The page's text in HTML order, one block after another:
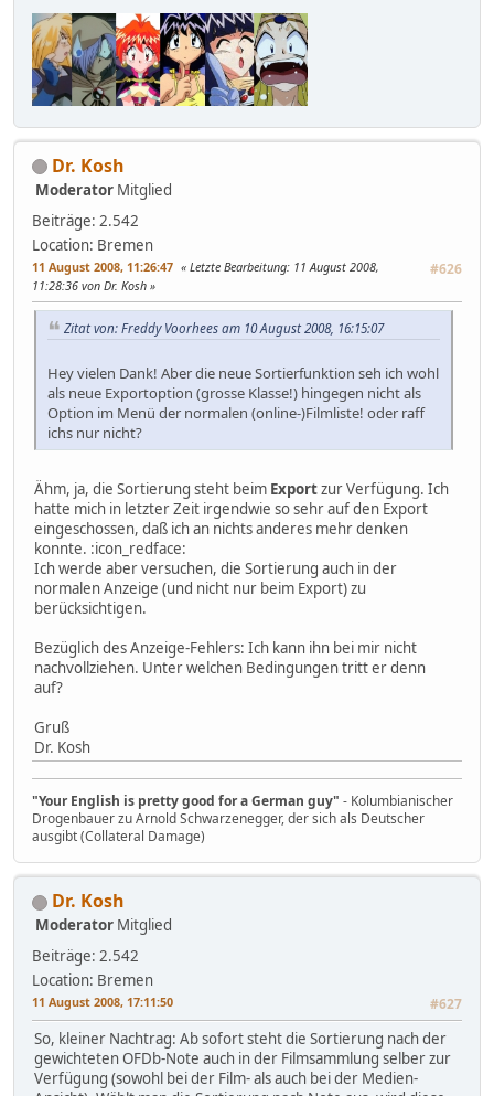
Dr. Kosh
Moderator Mitglied
Beiträge: 2.542
Location: Bremen
11 August 2008, 11:26:47 #626
Letzte Bearbeitung: 11 August 2008,
11:28:36 von Dr. Kosh
Zitat von: Freddy Voorhees am 10 August 2008, 16:15:07
Hey vielen Dank! Aber die neue Sortierfunktion seh ich wohl
als neue Exportoption (grosse Klasse!) hingegen nicht als
Option im Menü der normalen (online-)Filmliste! oder raff
ichs nur nicht?
Ähm, ja, die Sortierung steht beim Exportzur Verfügung. Ich
hatte mich in letzter Zeit irgendwie so sehr auf den Export
eingeschossen, daß ich an nichts anderes mehr denken
konnte. :icon_redface:
Ich werde aber versuchen, die Sortierung auch in der
normalen Anzeige (und nicht nur beim Export) zu
berücksichtigen.
Bezüglich des Anzeige-Fehlers: Ich kann ihn bei mir nicht
nachvollziehen. Unter welchen Bedingungen tritt er denn
auf?
Gruß
Dr. Kosh
"Your English is pretty good for a German guy" - Kolumbianischer
Drogenbauer zu Arnold Schwarzenegger, der sich als Deutscher
ausgibt (Collateral Damage)
Dr. Kosh
Moderator Mitglied
Beiträge: 2.542
Location: Bremen
11 August 2008, 17:11:50 #627
So, kleiner Nachtrag: Ab sofort steht die Sortierung nach der
gewichteten OFDb-Note auch in der Filmsammlung selber zur
Verfügung (sowohl bei der Film- als auch bei der Medien-